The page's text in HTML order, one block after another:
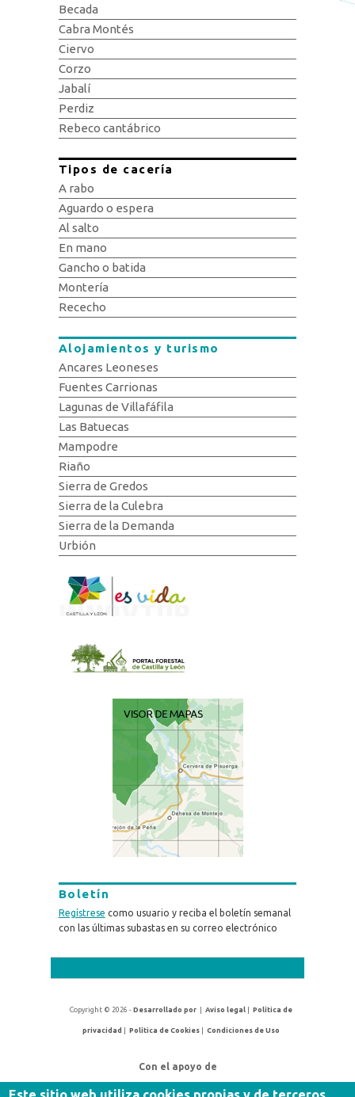
Becada
Cabra Montés
Ciervo
Corzo
Jabalí
Perdiz
Rebeco cantábrico
Tipos de cacería
A rabo
Aguardo o espera
Al salto
En mano
Gancho o batida
Montería
Rececho
Alojamientos y turismo
Ancares Leoneses
Fuentes Carrionas
Lagunas de Villafáfila
Las Batuecas
Mampodre
Riaño
Sierra de Gredos
Sierra de la Culebra
Sierra de la Demanda
Urbión
Boletín
Regístrese como usuario y reciba el boletín semanal
con las últimas subastas en su correo electrónico
Copyright © 2026 -Desarrollado por |Aviso legal |Política de
privacidad |Política de Cookies |Condiciones de Uso
Con el apoyo de